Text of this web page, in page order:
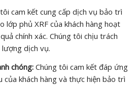
cam kết cung cấp dịch vụ bảo trì
lớp phủ XRF của khách hàng hoạt
chính xác. Chúng tôi chịu trách
dịch vụ.
chóng: Chúng tôi cam kết đáp ứng
của khách hàng và thực hiện bảo trì